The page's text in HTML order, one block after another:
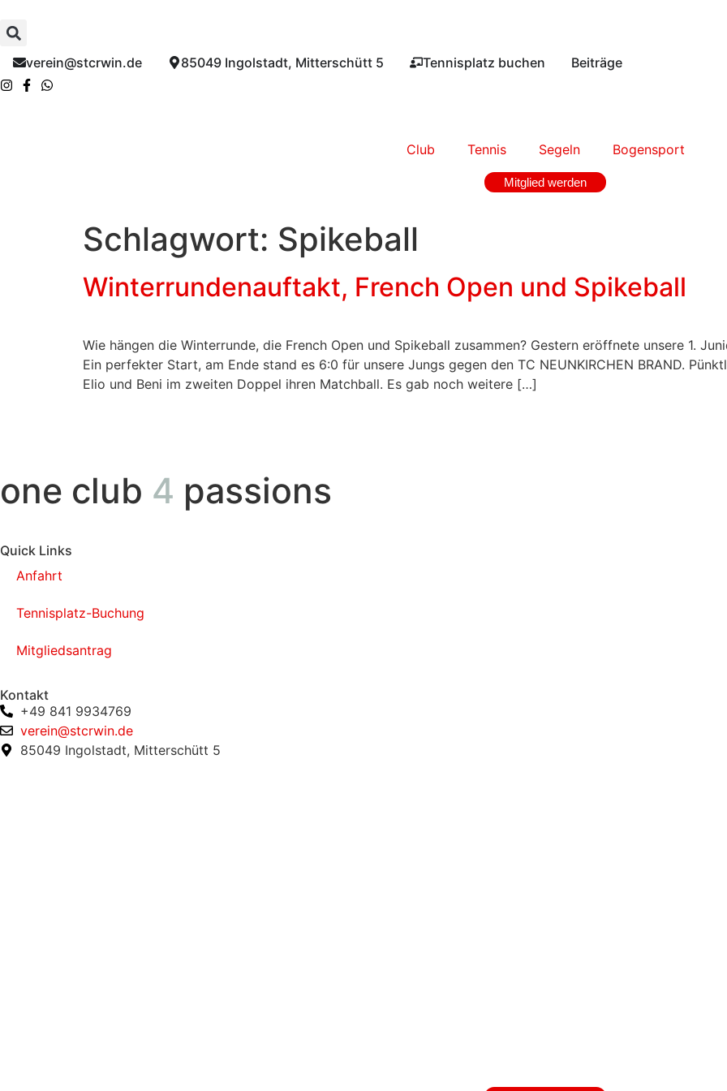
verein@stcrwin.de​ 85049 Ingolstadt, Mitterschütt 5​ Tennisplatz buchen​ Beiträge
Club Tennis Segeln Bogensport
Mitglied werden
Schlagwort: Spikeball
Winterrundenauftakt, French Open und Spikeball
Wie hängen die Winterrunde, die French Open und Spikeball zusammen? Gestern eröffnete unsere 1.
Ein perfekter Start, am Ende stand es 6:0 für unsere Jungs gegen den TC NEUNKIRCHEN BRAND.
Elio und Beni im zweiten Doppel ihren Matchball. Es gab noch weitere […]
one club 4 passions
Quick Links
Anfahrt
Tennisplatz-Buchung
Mitgliedsantrag
Kontakt
+49 841 9934769
verein@stcrwin.de
85049 Ingolstadt, Mitterschütt 5